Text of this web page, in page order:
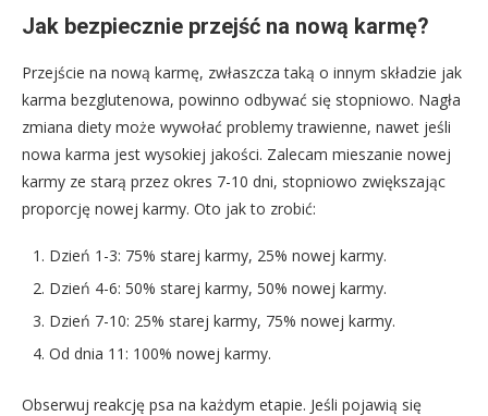
Jak bezpiecznie przejść na nową karmę?
Przejście na nową karmę, zwłaszcza taką o innym składzie jak
karma bezglutenowa, powinno odbywać się stopniowo. Nagła
zmiana diety może wywołać problemy trawienne, nawet jeśli
nowa karma jest wysokiej jakości. Zalecam mieszanie nowej
karmy ze starą przez okres 7-10 dni, stopniowo zwiększając
proporcję nowej karmy. Oto jak to zrobić:
Dzień 1-3: 75% starej karmy, 25% nowej karmy.
Dzień 4-6: 50% starej karmy, 50% nowej karmy.
Dzień 7-10: 25% starej karmy, 75% nowej karmy.
Od dnia 11: 100% nowej karmy.
Obserwuj reakcję psa na każdym etapie. Jeśli pojawią się